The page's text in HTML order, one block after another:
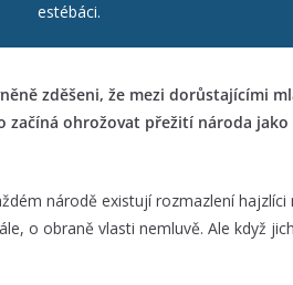
estébáci.
zděšeni, že mezi dorůstajícími
ohrožovat přežití národa jako
národě existují rozmazlení hajzlíci
o obraně vlasti nemluvě. Ale když